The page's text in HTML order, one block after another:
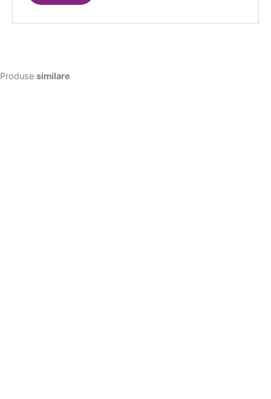
Produse similare